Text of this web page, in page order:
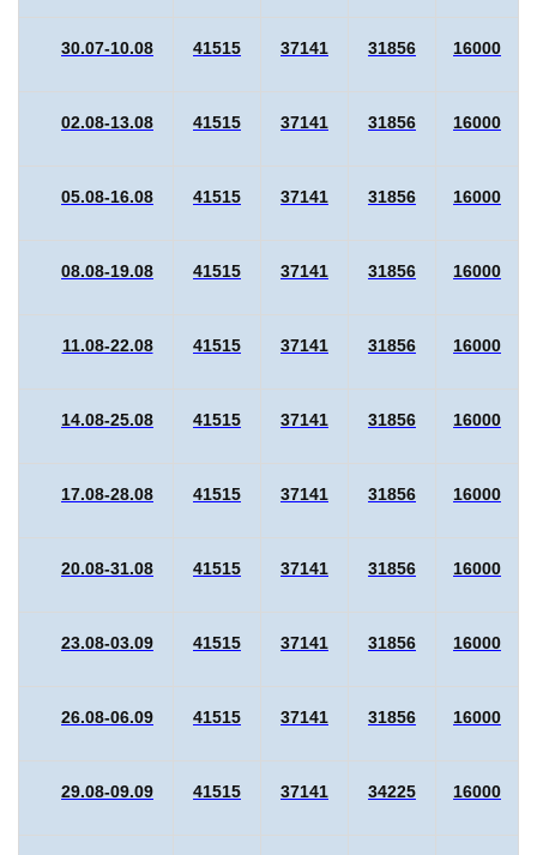
30.07-10.08 41515 37141 31856 16000
02.08-13.08 41515 37141 31856 16000
05.08-16.08 41515 37141 31856 16000
08.08-19.08 41515 37141 31856 16000
11.08-22.08 41515 37141 31856 16000
14.08-25.08 41515 37141 31856 16000
17.08-28.08 41515 37141 31856 16000
20.08-31.08 41515 37141 31856 16000
23.08-03.09 41515 37141 31856 16000
26.08-06.09 41515 37141 31856 16000
29.08-09.09 41515 37141 34225 16000